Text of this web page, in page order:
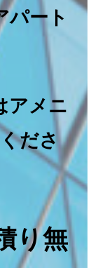
パート
アメニ
ださ
り無